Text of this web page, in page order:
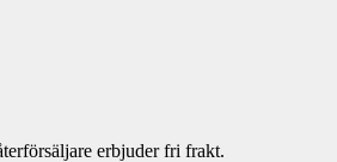
erbjuder fri frakt.